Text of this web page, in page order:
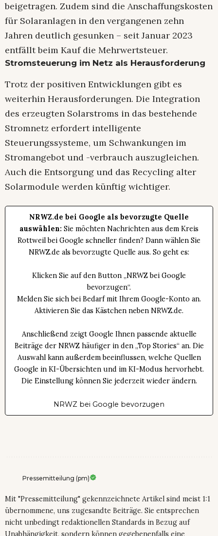
beigetragen. Zudem sind die Anschaffungskosten
für Solaranlagen in den vergangenen zehn
Jahren deutlich gesunken – seit Januar 2023
entfällt beim Kauf die Mehrwertsteuer.
Stromsteuerung im Netz als Herausforderung
Trotz der positiven Entwicklungen gibt es
weiterhin Herausforderungen. Die Integration
des erzeugten Solarstroms in das bestehende
Stromnetz erfordert intelligente
Steuerungssysteme, um Schwankungen im
Stromangebot und -verbrauch auszugleichen.
Auch die Entsorgung und das Recycling alter
Solarmodule werden künftig wichtiger.
NRWZ.de bei Google als bevorzugte Quelle
auswählen: Sie möchten Nachrichten aus dem Kreis
Rottweil bei Google schneller finden? Dann wählen Sie
NRWZ.de als bevorzugte Quelle aus. So geht es:
Klicken Sie auf den Button „NRWZ bei Google
bevorzugen“.
Melden Sie sich bei Bedarf mit Ihrem Google-Konto an.
Aktivieren Sie das Kästchen neben NRWZ.de.
Anschließend zeigt Google Ihnen passende aktuelle
Beiträge der NRWZ häufiger in den „Top Stories“ an. Die
Auswahl kann außerdem beeinflussen, welche Quellen
Google in KI-Übersichten und im KI-Modus hervorhebt.
Die Einstellung können Sie jederzeit wieder ändern.
NRWZ bei Google bevorzugen
Pressemitteilung (pm)
Mit "Pressemitteilung" gekennzeichnete Artikel sind meist 1:1
übernommene, uns zugesandte Beiträge. Sie entsprechen
nicht unbedingt redaktionellen Standards in Bezug auf